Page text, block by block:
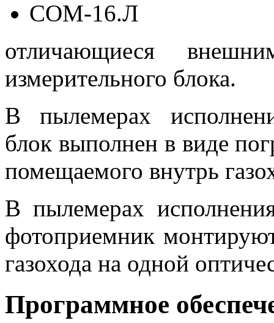
COM-16.Л
отличающиеся
измерительного блока.
В пылемерах
блок выполнен в виде
помещаемого внутрь
В пылемерах
фотоприемник
газохода на одной
Программное